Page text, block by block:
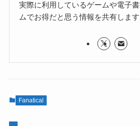
実際に利用しているゲームや電子
ムでお得だと思う情報を共有します
Fanatical